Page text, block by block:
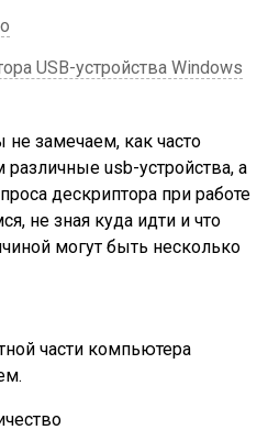
USB-устройства Windows
замечаем, как часто
usb-устройства, а
дескриптора при работе
не зная куда идти и что
могут быть несколько
части компьютера